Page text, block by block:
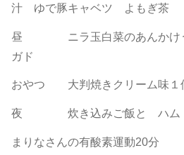
汁 ゆで豚キャベツ よもぎ茶
昼 ニラ玉白菜のあんかけう
ガド
おやつ 大判焼きクリーム味１
夜 炊き込みご飯と ハム
まりなさんの有酸素運動20分